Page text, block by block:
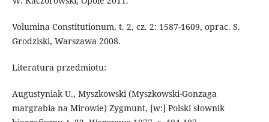
Volumina Constitutionum, t. 2, cz. 2: 1587-1609, oprac. S.
Grodziski, Warszawa 2008.
Literatura przedmiotu:
Augustyniak U., Myszkowski (Myszkowski-Gonzaga
margrabia na Mirowie) Zygmunt, [w:] Polski słownik